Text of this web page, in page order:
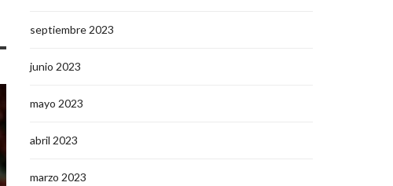
septiembre 2023
junio 2023
mayo 2023
abril 2023
marzo 2023